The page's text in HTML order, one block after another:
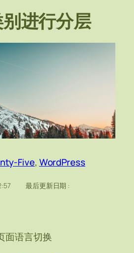
进行分层
Five, WordPress
最后更新日期 :
面语言切换